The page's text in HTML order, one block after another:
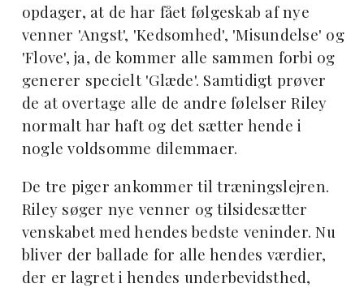
opdager, at de har fået følgeskab af nye
venner 'Angst', 'Kedsomhed', 'Misundelse' og
'Flove', ja, de kommer alle sammen forbi og
generer specielt 'Glæde'. Samtidigt prøver
de at overtage alle de andre følelser Riley
normalt har haft og det sætter hende i
nogle voldsomme dilemmaer.
De tre piger ankommer til træningslejren.
Riley søger nye venner og tilsidesætter
venskabet med hendes bedste veninder. Nu
bliver der ballade for alle hendes værdier,
der er lagret i hendes underbevidsthed,